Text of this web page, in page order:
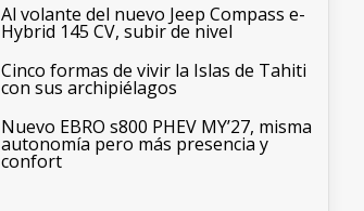
Al volante del nuevo Jeep Compass e-
Hybrid 145 CV, subir de nivel
Cinco formas de vivir la Islas de Tahiti
con sus archipiélagos
Nuevo EBRO s800 PHEV MY’27, misma
autonomía pero más presencia y
confort